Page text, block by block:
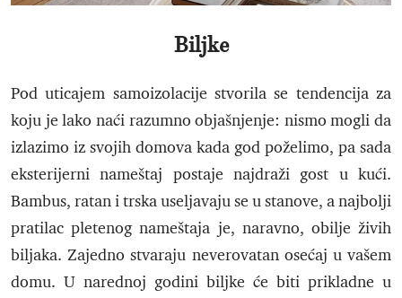
Biljke
Pod uticajem samoizolacije stvorila se tendencija za
koju je lako naći razumno objašnjenje: nismo mogli da
izlazimo iz svojih domova kada god poželimo, pa sada
eksterijerni nameštaj postaje najdraži gost u kući.
Bambus, ratan i trska useljavaju se u stanove, a najbolji
pratilac pletenog nameštaja je, naravno, obilje živih
biljaka. Zajedno stvaraju neverovatan osećaj u vašem
domu. U narednoj godini biljke će biti prikladne u